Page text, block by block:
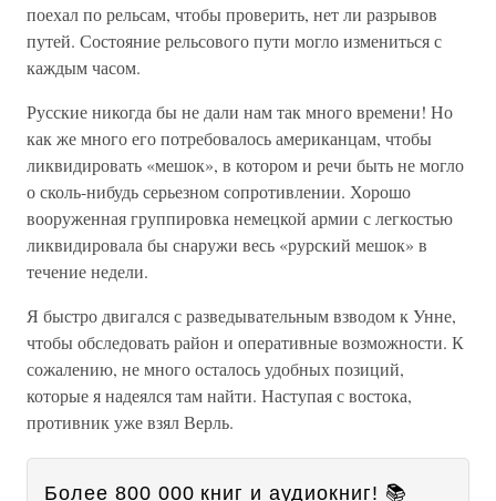
поехал по рельсам, чтобы проверить, нет ли разрывов
путей. Состояние рельсового пути могло измениться с
каждым часом.
Русские никогда бы не дали нам так много времени! Но
как же много его потребовалось американцам, чтобы
ликвидировать «мешок», в котором и речи быть не могло
о сколь-нибудь серьезном сопротивлении. Хорошо
вооруженная группировка немецкой армии с легкостью
ликвидировала бы снаружи весь «рурский мешок» в
течение недели.
Я быстро двигался с разведывательным взводом к Унне,
чтобы обследовать район и оперативные возможности. К
сожалению, не много осталось удобных позиций,
которые я надеялся там найти. Наступая с востока,
противник уже взял Верль.
Более 800 000 книг и аудиокниг! 📚